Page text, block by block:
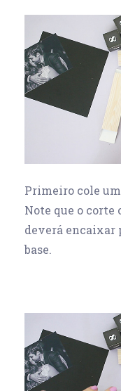
Primeiro cole
Note que o corte
deverá encaixar
base.